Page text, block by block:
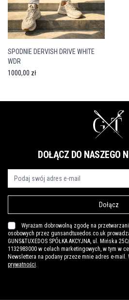
SPODNIE DERVISH DRIVE WHITE
WDR
1000,00 zł
DOŁĄCZ DO NASZEGO
Dołącz
Wyrażam dobrowolną zgodę na
osobowych przez gunsandtuxedos.co.uk
GUNS&TUXEDOS SPÓŁKA AKCYJNA, ul. Mińska
1132983000 w celach marketingowych, w tym w
Newslettera na podany przeze mnie adres e-
prywatności.